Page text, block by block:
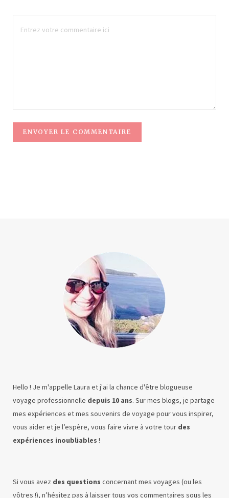
Hello ! Je m'appelle Laura et j'ai la chance d'être blogueuse
voyage professionnelle depuis 10 ans. Sur mes blogs, je partage
mes expériences et mes souvenirs de voyage pour vous inspirer,
vous aider et je l’espère, vous faire vivre à votre tour des
expériences inoubliables !
Si vous avez des questions concernant mes voyages (ou les
vôtres !), n’hésitez pas à laisser tous vos commentaires sous les